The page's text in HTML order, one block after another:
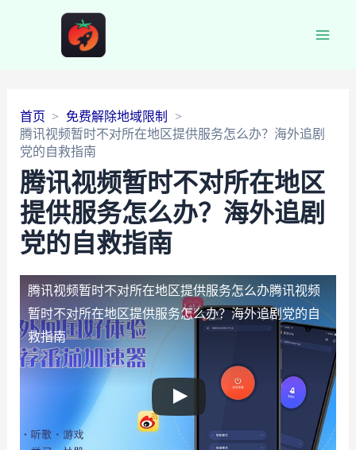
首页
免费解除地域限制
腾讯视频暂时不对所在地区提供服务怎么办？海外追剧
党的自救指南
腾讯视频暂时不对所在地区
提供服务怎么办？海外追剧
党的自救指南
腾讯视频暂时不对所在地区提供服务怎么办腾讯视频
暂时不对所在地区提供服务怎么办？海外追剧党的自
救指南